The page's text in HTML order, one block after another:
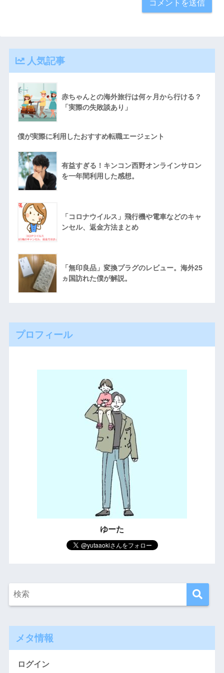
人気記事
赤ちゃんとの海外旅行は何ヶ月から行ける？
「実際の失敗談あり」
僕が実際に利用したおすすめ転職エージェント
有益すぎる！キンコン西野オンラインサロン
を一年間利用した感想。
「コロナウイルス」飛行機や電車などのキャ
ンセル、返金方法まとめ
「無印良品」変換プラグのレビュー。海外25
ヵ国訪れた僕が解説。
プロフィール
ゆーた
メタ情報
ログイン